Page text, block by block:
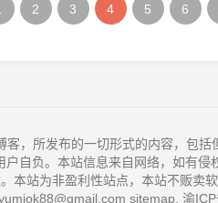
2 3 4 5 6
，所发布的一切形式的内容，包
自负。本站信息来自网络，如有
本站为非盈利性站点，本站不贩卖
sitemap 渝